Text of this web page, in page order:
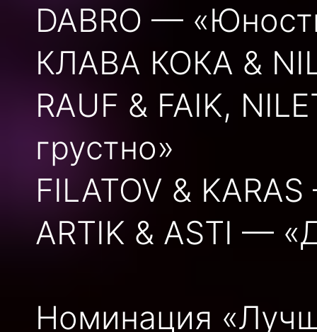
DABRO —
КЛАВА КОКА &
RAUF & FAIK,
грустно»
FILATOV &
ARTIK & ASTI —
Номинация